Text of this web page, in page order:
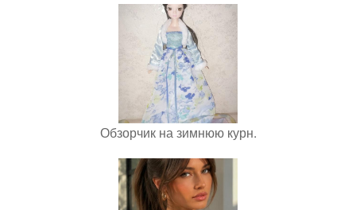
Обзорчик на зимнюю курн.